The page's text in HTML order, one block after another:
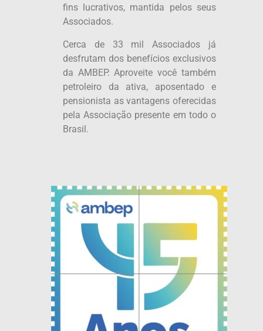
fins lucrativos, mantida pelos seus
Associados.
Cerca de 33 mil Associados já
desfrutam dos benefícios exclusivos
da AMBEP. Aproveite você também
petroleiro da ativa, aposentado e
pensionista as vantagens oferecidas
pela Associação presente em todo o
Brasil.